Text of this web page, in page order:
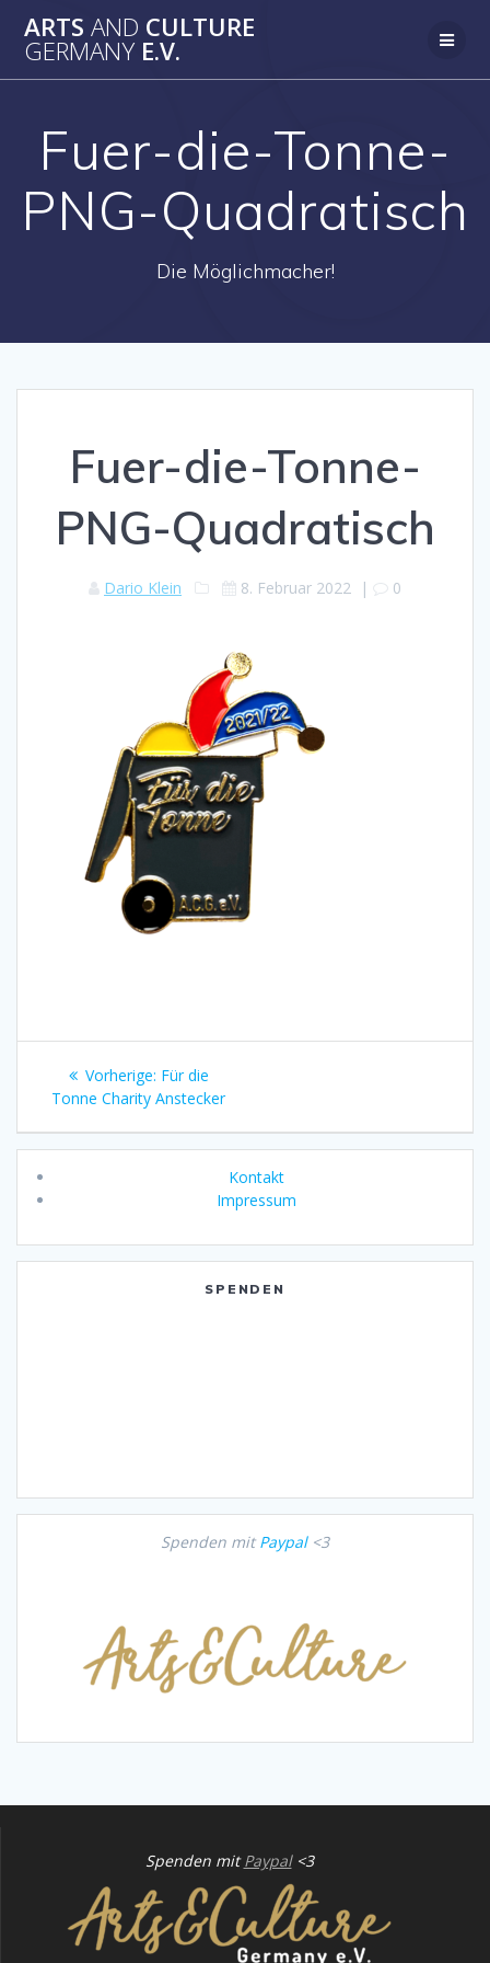
Inhalt
ARTS AND CULTURE
GERMANY E.V.
Fuer-die-Tonne-
PNG-Quadratisch
Die Möglichmacher!
Fuer-die-Tonne-
PNG-Quadratisch
Dario Klein 8. Februar 2022 | 0
Beitragsnavigation
Vorherige: Vorheriger
Beitrag:
Für die
Tonne Charity Anstecker
Kontakt
Impressum
SPENDEN
Spenden mitPaypal<3
Spenden mitPaypal<3